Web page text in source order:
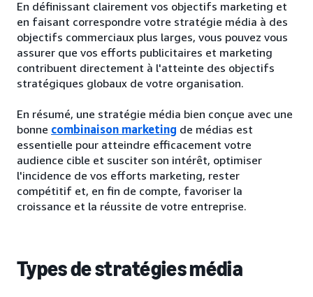
En définissant clairement vos objectifs marketing et
en faisant correspondre votre stratégie média à des
objectifs commerciaux plus larges, vous pouvez vous
assurer que vos efforts publicitaires et marketing
contribuent directement à l'atteinte des objectifs
stratégiques globaux de votre organisation.
En résumé, une stratégie média bien conçue avec une
bonne combinaison marketing de médias est
essentielle pour atteindre efficacement votre
audience cible et susciter son intérêt, optimiser
l'incidence de vos efforts marketing, rester
compétitif et, en fin de compte, favoriser la
croissance et la réussite de votre entreprise.
Types de stratégies média